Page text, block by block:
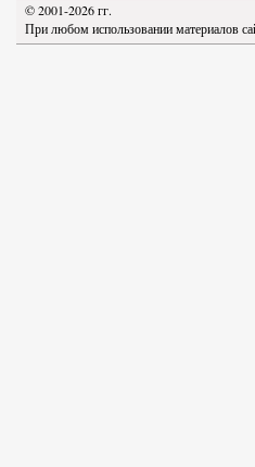
© 2001-2026 гг.
При любом использовании материалов